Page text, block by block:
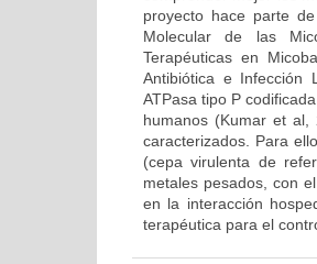
proyecto hace parte
Molecular de las
Terapéuticas en
Antibiótica e Infección
ATPasa tipo P
humanos (Kumar et
caracterizados. Para
(cepa virulenta de
metales pesados, con
en la interacción
terapéutica para el